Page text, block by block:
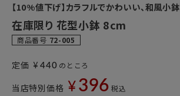
【10%値下げ】カラフルでかわいい、和風小鉢
在庫限り 花型小鉢 8cm
商品番号 72-005
定価 ¥ 440 のところ
当店特別価格 ¥ 396 税込